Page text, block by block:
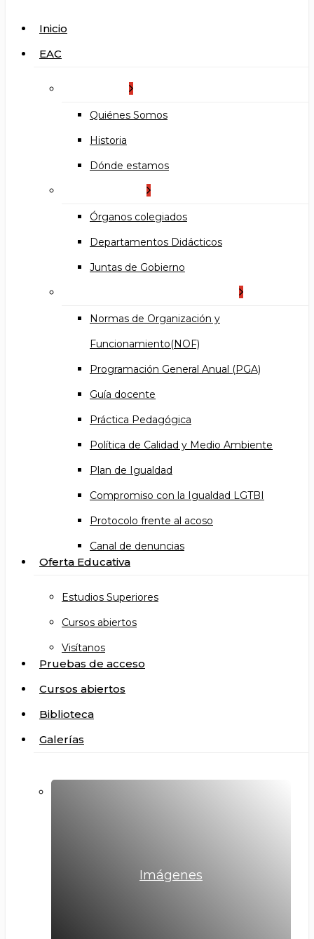
search
Menu
Inicio
EAC
Quiénes Somos
Historia
Dónde estamos
Órganos colegiados
Departamentos Didácticos
Juntas de Gobierno
Normas de Organización y
Funcionamiento(NOF)
Programación General Anual (PGA)
Guía docente
Práctica Pedagógica
Política de Calidad y Medio Ambiente
Plan de Igualdad
Compromiso con la Igualdad LGTBI
Protocolo frente al acoso
Canal de denuncias
Oferta Educativa
Estudios Superiores
Cursos abiertos
Visítanos
Pruebas de acceso
Cursos abiertos
Biblioteca
Galerías
Imágenes